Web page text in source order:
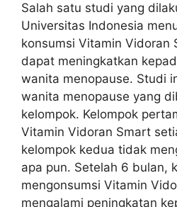
Salah satu studi yang
Universitas Indonesia
konsumsi Vitamin Vidoran
dapat meningkatkan
wanita menopause. Studi
wanita menopause yang
kelompok. Kelompok
Vitamin Vidoran Smart
kelompok kedua tidak
apa pun. Setelah 6 bulan,
mengonsumsi Vitamin
mengalami peningkatan